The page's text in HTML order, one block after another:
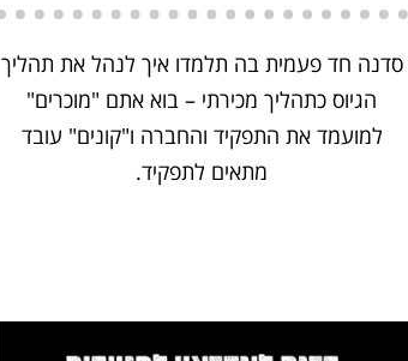
סדנה חד פעמית בה תלמדו איך לנהל את תהליך
הגיוס כתהליך מכירתי – בוא אתם "מוכרים"
למועמד את התפקיד והחברה ו"קונים" עובד
מתאים לתפקיד.